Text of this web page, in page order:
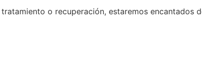
tratamiento o recuperación, estaremos encantados